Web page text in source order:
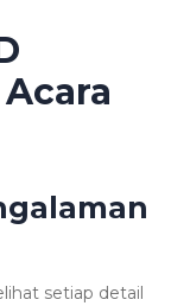
setiap detail